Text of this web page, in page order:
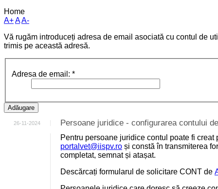
Home
A+AA-
Vă rugăm introduceți adresa de email asociată cu contul de
trimis pe această adresă.
Adresa de email: *
Adăugare
26-11-2024 Persoane juridice - configurarea contului
Pentru persoane juridice contul poate fi
portalvet@iispv.ro și constă în transmiterea
completat, semnat și atașat.
Descărcați formularul de solicitare CONT de